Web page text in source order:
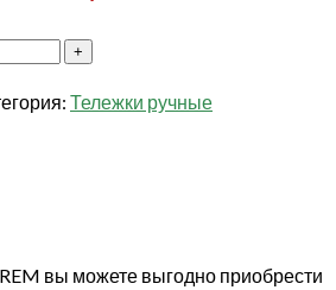
Тележки ручные
вы можете выгодно приобрести